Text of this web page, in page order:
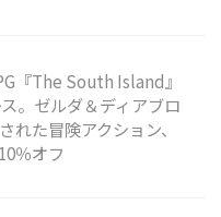
『The South Island』
。ゼルダ＆ディアブロ
れた冒険アクション、
％オフ